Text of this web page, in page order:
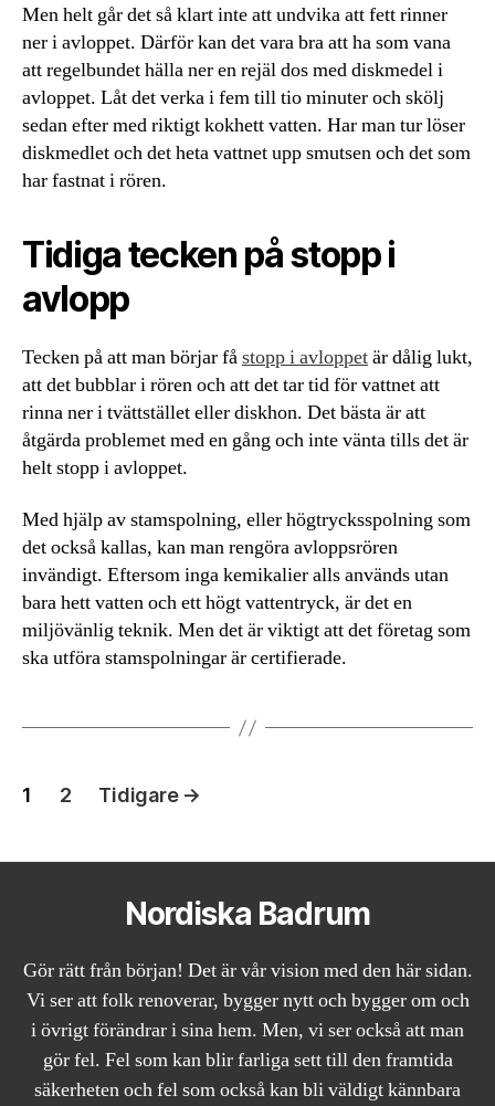
Men helt går det så klart inte att undvika att fett rinner
ner i avloppet. Därför kan det vara bra att ha som vana
att regelbundet hälla ner en rejäl dos med diskmedel i
avloppet. Låt det verka i fem till tio minuter och skölj
sedan efter med riktigt kokhett vatten. Har man tur löser
diskmedlet och det heta vattnet upp smutsen och det som
har fastnat i rören.
Tidiga tecken på stopp i
avlopp
Tecken på att man börjar fåstopp i avloppetär dålig lukt,
att det bubblar i rören och att det tar tid för vattnet att
rinna ner i tvättstället eller diskhon. Det bästa är att
åtgärda problemet med en gång och inte vänta tills det är
helt stopp i avloppet.
Med hjälp av stamspolning, eller högtrycksspolning som
det också kallas, kan man rengöra avloppsrören
invändigt. Eftersom inga kemikalier alls används utan
bara hett vatten och ett högt vattentryck, är det en
miljövänlig teknik. Men det är viktigt att det företag som
ska utföra stamspolningar är certifierade.
Inläggsnavigering
1 2 Tidigare →
Nordiska Badrum
Gör rätt från början! Det är vår vision med den här sidan.
Vi ser att folk renoverar, bygger nytt och bygger om och
i övrigt förändrar i sina hem. Men, vi ser också att man
gör fel. Fel som kan blir farliga sett till den framtida
säkerheten och fel som också kan bli väldigt kännbara